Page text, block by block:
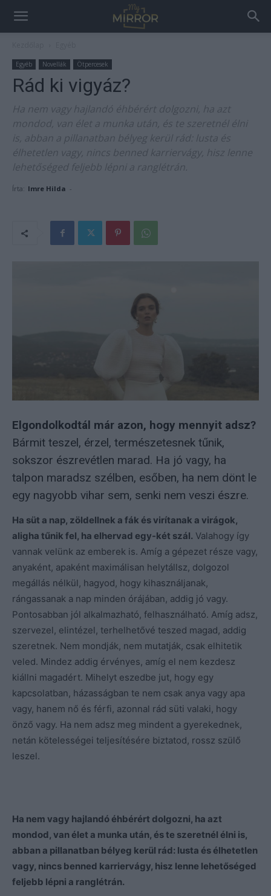
Egyéb Novellák Ötpercesek
Rád ki vigyáz?
Ha nem vagy hajlandó éhbérért dolgozni, ha azt
mondod, van élet a munka után, és te szeretnél élni
is, abban a pillanatban bélyeg kerül rád: lusta és
élhetetlen vagy, nincs benned karriervágy, hisz lenne
lehetőséged feljebb lépni a ranglétrán.
Írta: Imre Hilda -
Elgondolkodtál már azon, hogy mennyit adsz?
Bármit teszel, érzel, természetesnek tűnik,
sokszor észrevétlen marad. Ha jó vagy, ha
talpon maradsz szélben, esőben, ha nem dönt le
egy nagyobb vihar sem, senki nem veszi észre.
Ha süt a nap, zöldellnek a fák és virítanak a virágok,
aligha tűnik fel, ha elhervad egy-két szál. Valahogy így
vannak velünk az emberek is. Amíg a gépezet része vagy,
anyaként, apaként maximálisan helytállsz, dolgozol
megállás nélkül, hagyod, hogy kihasználjanak,
rángassanak a nap minden órájában, addig jó vagy.
Pontosabban jól alkalmazható, felhasználható. Amíg adsz,
szervezel, elintézel, terhelhetővé teszed magad, addig
szeretnek. Nem mondják, nem mutatják, csak elhitetik
veled. Mindez addig érvényes, amíg el nem kezdesz
kiállni magadért. Mihelyt eszedbe jut, hogy egy
kapcsolatban, házasságban te nem csak anya vagy apa
vagy, hanem nő és férfi, azonnal rád süti valaki, hogy
önző vagy. Ha nem adsz meg mindent a gyerekednek,
netán kötelességei teljesítésére biztatod, rossz szülő
leszel.
Ha nem vagy hajlandó éhbérért dolgozni, ha azt
mondod, van élet a munka után, és te szeretnél élni is,
abban a pillanatban bélyeg kerül rád: lusta és élhetetlen
vagy, nincs benned karriervágy, hisz lenne lehetőséged
feljebb lépni a ranglétrán.